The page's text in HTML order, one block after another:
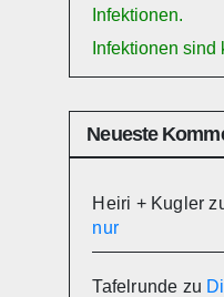
Infektionen.
Infektionen
Neueste
Heiri + Kugler
nur
Tafelrunde zu